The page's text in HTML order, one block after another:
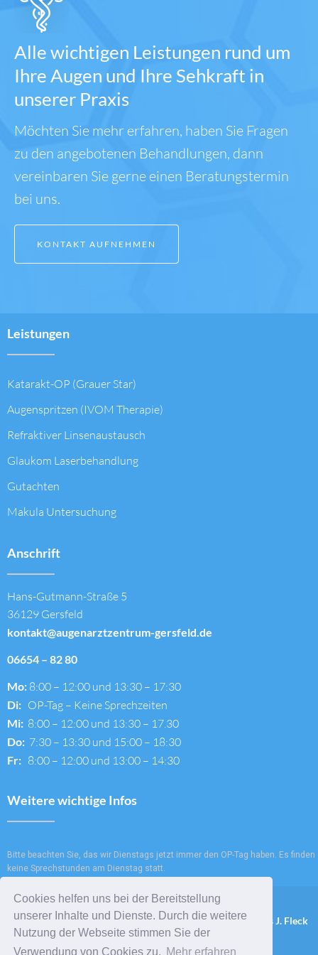
Cookies helfen uns bei der Bereitstellung
unserer Inhalte und Dienste. Durch die weitere
Nutzung der Webseite stimmen Sie der
Verwendung von Cookies zu. Mehr erfahren
Alle wichtigen Leistungen rund um
Ihre Augen und Ihre Sehkraft in
unserer Praxis
Möchten Sie mehr erfahren, haben Sie Fragen
zu den angebotenen Behandlungen, dann
vereinbaren Sie gerne einen Beratungstermin
bei uns.
KONTAKT AUFNEHMEN
Leistungen
Katarakt-OP (Grauer Star)
Augenspritzen (IVOM Therapie)
Refraktiver Linsenaustausch
Glaukom Laserbehandlung
Gutachten
Makula Untersuchung
Anschrift
Hans-Gutmann-Straße 5
36129 Gersfeld
kontakt@augenarztzentrum-gersfeld.de
06654 – 82 80
Mo: 8:00 – 12:00 und 13:30 – 17:30
Di: OP-Tag – Keine Sprechzeiten
Mi: 8:00 – 12:00 und 13:30 – 17.30
Do: 7:30 – 13:30 und 15:00 – 18:30
Fr: 8:00 – 12:00 und 13:00 – 14:30
Weitere wichtige Infos
Bitte beachten Sie, das wir Dienstags jetzt immer den OP-Tag haben. Es finden
keine Sprechstunden am Dienstag statt.
IMPRESSUM|Datenschutz|Webdesign & Fotos: IT Services J. Fleck